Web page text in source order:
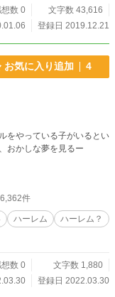
数 0
文字数 43,616
登録日 2019.12.21
お気に入り追加 4
をやっている子がいるとい
おかしな夢を見るー
件
ハーレム
ハーレム？
数 0
文字数 1,880
登録日 2022.03.30